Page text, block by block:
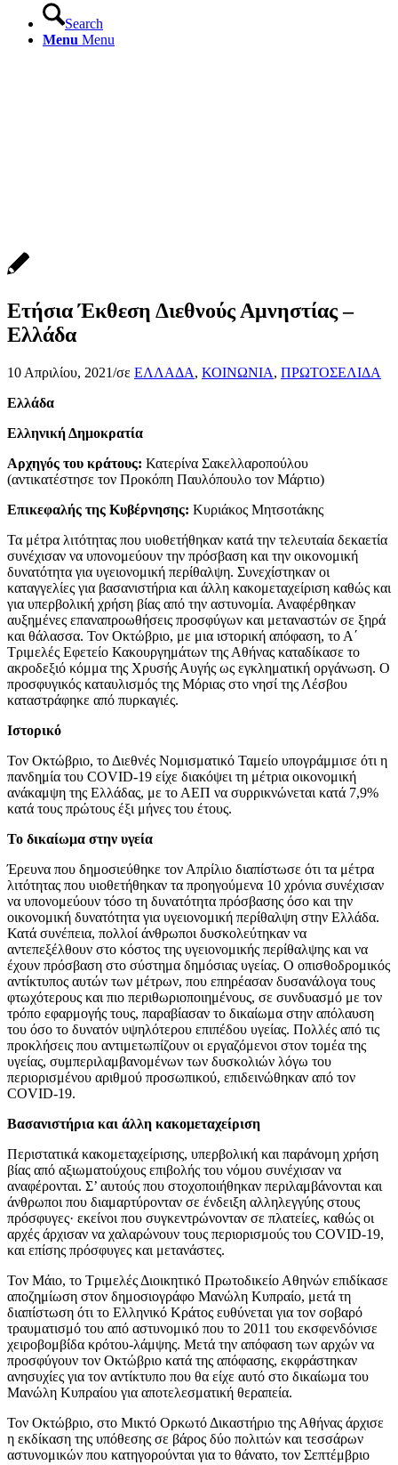
Search
Menu Menu
Ετήσια Έκθεση Διεθνούς Αμνηστίας –
Ελλάδα
10 Απριλίου, 2021/σε ΕΛΛΑΔΑ, ΚΟΙΝΩΝΙΑ, ΠΡΩΤΟΣΕΛΙΔΑ
Ελλάδα
Ελληνική Δημοκρατία
Αρχηγός του κράτους: Κατερίνα Σακελλαροπούλου
(αντικατέστησε τον Προκόπη Παυλόπουλο τον Μάρτιο)
Επικεφαλής της Κυβέρνησης: Κυριάκος Μητσοτάκης
Τα μέτρα λιτότητας που υιοθετήθηκαν κατά την τελευταία δεκαετία
συνέχισαν να υπονομεύουν την πρόσβαση και την οικονομική
δυνατότητα για υγειονομική περίθαλψη. Συνεχίστηκαν οι
καταγγελίες για βασανιστήρια και άλλη κακομεταχείριση καθώς και
για υπερβολική χρήση βίας από την αστυνομία. Αναφέρθηκαν
αυξημένες επαναπροωθήσεις προσφύγων και μεταναστών σε ξηρά
και θάλασσα. Τον Οκτώβριο, με μια ιστορική απόφαση, το Α΄
Τριμελές Εφετείο Κακουργημάτων της Αθήνας καταδίκασε το
ακροδεξιό κόμμα της Χρυσής Αυγής ως εγκληματική οργάνωση. Ο
προσφυγικός καταυλισμός της Μόριας στο νησί της Λέσβου
καταστράφηκε από πυρκαγιές.
Ιστορικό
Τον Οκτώβριο, το Διεθνές Νομισματικό Ταμείο υπογράμμισε ότι η
πανδημία του COVID-19 είχε διακόψει τη μέτρια οικονομική
ανάκαμψη της Ελλάδας, με το ΑΕΠ να συρρικνώνεται κατά 7,9%
κατά τους πρώτους έξι μήνες του έτους.
Το δικαίωμα στην υγεία
Έρευνα που δημοσιεύθηκε τον Απρίλιο διαπίστωσε ότι τα μέτρα
λιτότητας που υιοθετήθηκαν τα προηγούμενα 10 χρόνια συνέχισαν
να υπονομεύουν τόσο τη δυνατότητα πρόσβασης όσο και την
οικονομική δυνατότητα για υγειονομική περίθαλψη στην Ελλάδα.
Κατά συνέπεια, πολλοί άνθρωποι δυσκολεύτηκαν να
αντεπεξέλθουν στο κόστος της υγειονομικής περίθαλψης και να
έχουν πρόσβαση στο σύστημα δημόσιας υγείας. Ο οπισθοδρομικός
αντίκτυπος αυτών των μέτρων, που επηρέασαν δυσανάλογα τους
φτωχότερους και πιο περιθωριοποιημένους, σε συνδυασμό με τον
τρόπο εφαρμογής τους, παραβίασαν το δικαίωμα στην απόλαυση
του όσο το δυνατόν υψηλότερου επιπέδου υγείας. Πολλές από τις
προκλήσεις που αντιμετωπίζουν οι εργαζόμενοι στον τομέα της
υγείας, συμπεριλαμβανομένων των δυσκολιών λόγω του
περιορισμένου αριθμού προσωπικού, επιδεινώθηκαν από τον
COVID-19.
Βασανιστήρια και άλλη κακομεταχείριση
Περιστατικά κακομεταχείρισης, υπερβολική και παράνομη χρήση
βίας από αξιωματούχους επιβολής του νόμου συνέχισαν να
αναφέρονται. Σ’ αυτούς που στοχοποιήθηκαν περιλαμβάνονται και
άνθρωποι που διαμαρτύρονταν σε ένδειξη αλληλεγγύης στους
πρόσφυγες· εκείνοι που συγκεντρώνονταν σε πλατείες, καθώς οι
αρχές άρχισαν να χαλαρώνουν τους περιορισμούς του COVID-19,
και επίσης πρόσφυγες και μετανάστες.
Τον Μάιο, το Τριμελές Διοικητικό Πρωτοδικείο Αθηνών επιδίκασε
αποζημίωση στον δημοσιογράφο Μανώλη Κυπραίο, μετά τη
διαπίστωση ότι το Ελληνικό Κράτος ευθύνεται για τον σοβαρό
τραυματισμό του από αστυνομικό που το 2011 του εκσφενδόνισε
χειροβομβίδα κρότου-λάμψης. Μετά την απόφαση των αρχών να
προσφύγουν τον Οκτώβριο κατά της απόφασης, εκφράστηκαν
ανησυχίες για τον αντίκτυπο που θα είχε αυτό στο δικαίωμα του
Μανώλη Κυπραίου για αποτελεσματική θεραπεία.
Τον Οκτώβριο, στο Μικτό Ορκωτό Δικαστήριο της Αθήνας άρχισε
η εκδίκαση της υπόθεσης σε βάρος δύο πολιτών και τεσσάρων
αστυνομικών που κατηγορούνται για το θάνατο, τον Σεπτέμβριο